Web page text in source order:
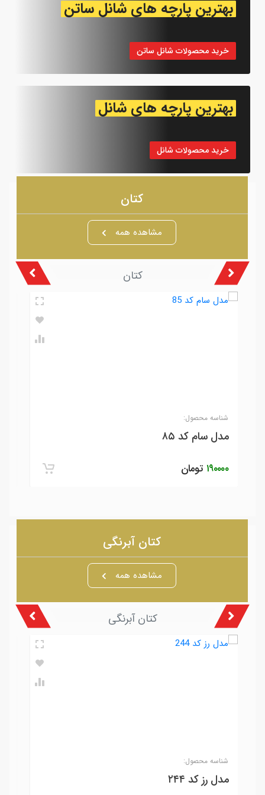
بهترین پارچه های شانل ساتن
خرید محصولات شانل ساتن
بهترین پارچه های شانل
خرید محصولات شانل
کتان
مشاهده همه
کتان
شناسه محصول:
مدل سام کد ۸۵
۱۹۰۰۰۰ تومان
کتان آبرنگی
مشاهده همه
کتان آبرنگی
شناسه محصول:
مدل رز کد ۲۴۴